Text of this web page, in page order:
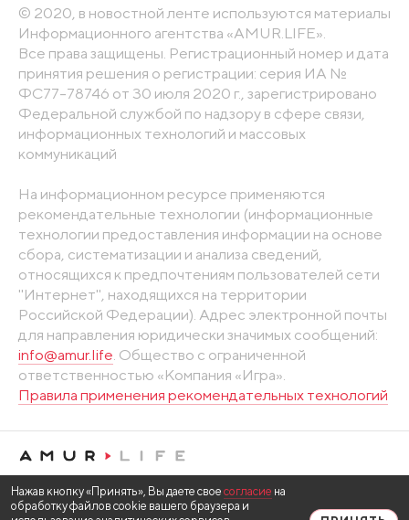
© 2020, в новостной ленте используются материалы
Информационного агентства «AMUR.LIFE».
Все права защищены. Регистрационный номер и дата
принятия решения о регистрации: серия ИА №
ФС77-78746 от 30 июля 2020 г., зарегистрировано
Федеральной службой по надзору в сфере связи,
информационных технологий и массовых
коммуникаций
На информационном ресурсе применяются
рекомендательные технологии (информационные
технологии предоставления информации на основе
сбора, систематизации и анализа сведений,
относящихся к предпочтениям пользователей сети
"Интернет", находящихся на территории
Российской Федерации). Адрес электронной почты
для направления юридически значимых сообщений:
info@amur.life. Общество с ограниченной
ответственностью «Компания «Игра».
Правила применения рекомендательных технологий
Нажав кнопку «Принять», Вы даете свое согласие на
обработку файлов cookie вашего браузера и